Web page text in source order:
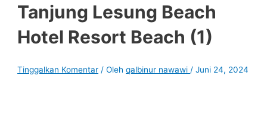
Tanjung Lesung Beach
Hotel Resort Beach (1)
Tinggalkan Komentar / Olehqalbinur nawawi /Juni 24, 2024